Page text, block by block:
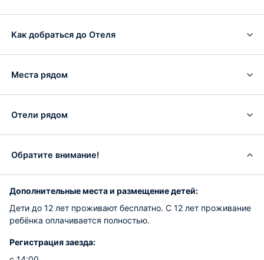
Как добраться до Отеля
Места рядом
Отели рядом
Обратите внимание!
Дополнительные места и размещение детей:
Дети до 12 лет проживают бесплатно. С 12 лет проживание
ребёнка оплачивается полностью.
Регистрация заезда: